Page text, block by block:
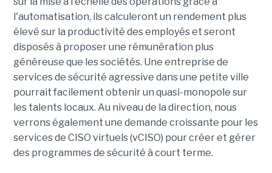
l'automatisation, ils calculeront un rendement plus
élevé sur la productivité des employés et seront
disposés à proposer une rémunération plus
généreuse que les sociétés. Une entreprise de
services de sécurité agressive dans une petite ville
pourrait facilement obtenir un quasi-monopole sur
les talents locaux. Au niveau de la direction, nous
verrons également une demande croissante pour les
services de CISO virtuels (vCISO) pour créer et gérer
des programmes de sécurité à court terme.